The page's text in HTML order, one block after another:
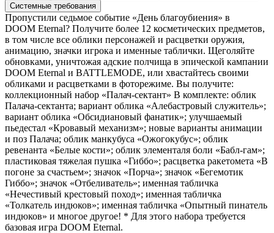
Системные требования
Пропустили седьмое событие «День благоубиения» в
DOOM Eternal? Получите более 12 косметических предметов,
в том числе все облики персонажей и расцветки оружия,
анимацию, значки игрока и именные таблички. Щеголяйте
обновками, уничтожая адские полчища в эпической кампании
DOOM Eternal и BATTLEMODE, или хвастайтесь своими
обликами и расцветками в фоторежиме. Вы получите:
коллекционный набор «Палач-сектант» В комплекте: облик
Палача-сектанта; вариант облика «Алебастровый служитель»;
вариант облика «Обсидиановый фанатик»; улучшаемый
пьедестал «Кровавый механизм»; новые варианты анимации
и поз Палача; облик манкубуса «Ожогокубус»; облик
ревенанта «Белые кости»; облик элементаля боли «Бабл-гам»;
пластиковая тяжелая пушка «Гиббо»; расцветка ракетомета «В
погоне за счастьем»; значок «Порча»; значок «Бегемотик
Гиббо»; значок «Отбеливатель»; именная табличка
«Нечестивый крестовый поход»; именная табличка
«Толкатель индюков»; именная табличка «Опытный пинатель
индюков» и многое другое! * Для этого набора требуется
базовая игра DOOM Eternal.